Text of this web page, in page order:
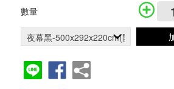
數量